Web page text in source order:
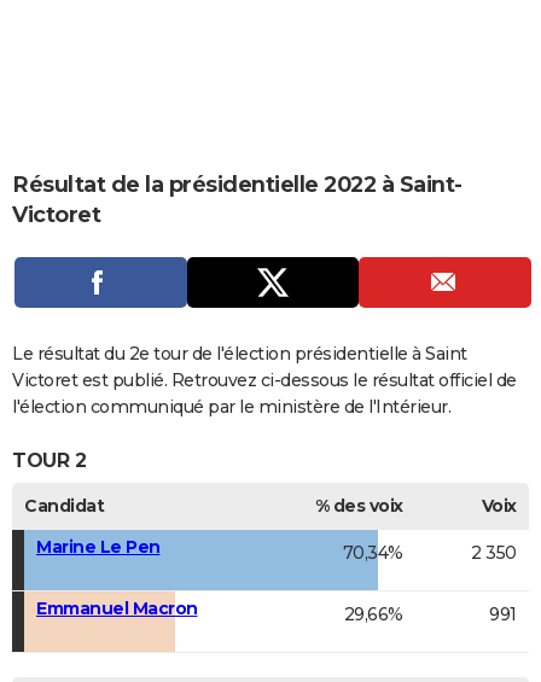
CARTE DE VOEUX
Carte de Noël
Carte Bonne année
Carte Saint-Valentin
Carte Pâques
Carte d'anniversaire
DICTIONNAIRE
Dictionnaire
Biographies
Expressions
Proverbes
PROGRAMME TV
S'inscrire
Se connecter
Lycées
Collèges
Primaires
Universités
Entreprises
Service militaire
Avis de recherche
AVIS DE DÉCÈS
Bricolage
Lifestyle
Culture
Sport
Auto
Television
Voyage
Cinema
Résultat de la présidentielle 2022 à Saint-
Victoret
Le résultat du 2e tour de l'élection présidentielle à Saint
Victoret est publié. Retrouvez ci-dessous le résultat officiel de
l'élection communiqué par le ministère de l'Intérieur.
TOUR 2
Candidat % des voix
Voix
Marine Le Pen
70,34% 2 350
Emmanuel Macron 29,66% 991